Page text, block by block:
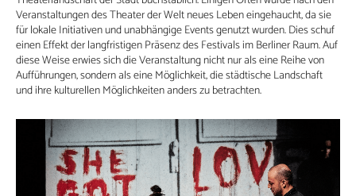
Veranstaltungen des Theater der Welt neues Leben eingehaucht, da sie
für lokale Initiativen und unabhängige Events genutzt wurden. Dies schuf
einen Effekt der langfristigen Präsenz des Festivals im Berliner Raum. Auf
diese Weise erwies sich die Veranstaltung nicht nur als eine Reihe von
Aufführungen, sondern als eine Möglichkeit, die städtische Landschaft
und ihre kulturellen Möglichkeiten anders zu betrachten.